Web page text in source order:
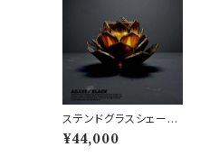
ステンドグラスシェード
Agave BLACK ／ア
ガベ・ブラック 802PR
¥44,000